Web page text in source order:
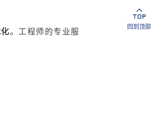
回到顶部
。工程师的专业服